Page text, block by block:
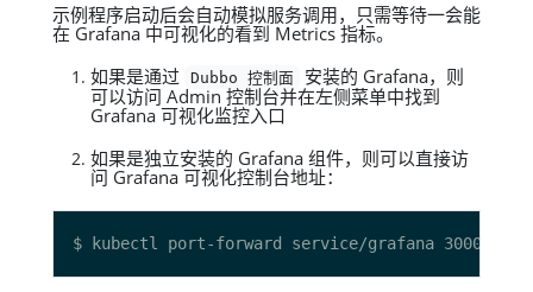
示例程序启动后会自动模拟服务调用，只需等待一会能
在 Grafana 中可视化的看到 Metrics 指标。
如果是通过
Dubbo 控制面
安装的 Grafana，则
可以访问 Admin 控制台并在左侧菜单中找到
Grafana 可视化监控入口
如果是独立安装的 Grafana 组件，则可以直接访
问 Grafana 可视化控制台地址：